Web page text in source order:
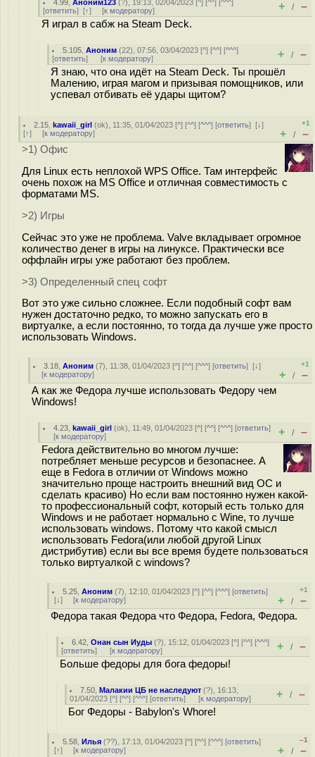
4.99 ,Аноним123 (?), 19:13, 02/04/2023 [^ ] [^^ ] [^^^
[ответить] [↑] [к модератору] + / –
Я играл в сабж на Steam Deck.
5.105 ,Аноним (22), 07:56, 03/04/2023 [^] [^^] [^^^]
[ответить] [к модератору] + / –
Я знаю, что она идёт на Steam Deck. Ты прошёл
Малению, играя магом и призывая помощников, или
успевал отбивать её удары щитом?
2.15 ,kawaii_girl (ok), 11:35, 01/04/2023 [^] [^^] [^^^] [ответить][↓]
[↑] [к модератору]
+1
+ / –
>1) Офис
Для Linux есть неплохой WPS Office. Там интерфейс
очень похож на MS Office и отличная совместимость с
форматами MS.
>2) Игры
Сейчас это уже не проблема. Valve вкладывает огромное
количество денег в игры на линуксе. Практически все
оффлайн игры уже работают без проблем.
>3) Определенный спец софт
Вот это уже сильно сложнее. Если подобный софт вам
нужен достаточно редко, то можно запускать его в
виртуалке, а если постоянно, то тогда да лучше уже просто
использовать Windows.
3.18 ,Аноним (7), 11:38, 01/04/2023 [^] [^^] [^^^] [ответить][↓]
[к модератору]
+1
+ / –
А как же Федора лучше использовать Федору чем
Windows!
4.23 ,kawaii_girl (ok), 11:49, 01/04/2023 [^] [^^] [^^^] [ответить]
[к модератору] + / –
Fedora действительно во многом лучше:
потребляет меньше ресурсов и безопаснее. А
еще в Fedora в отличии от Windows можно
значительно проще настроить внешний вид ОС и
сделать красиво) Но если вам постоянно нужен какой-
то профессиональный софт, который есть только для
Windows и не работает нормально с Wine, то лучше
использовать windows. Потому что какой смысл
использовать Fedora(или любой другой Linux
дистрибутив) если вы все время будете пользоваться
только виртуалкой с windows?
5.25 ,Аноним (7), 12:10, 01/04/2023 [^] [^^] [^^^] [ответить]
[↓] [к модератору]
+1
+ / –
Федора такая Федора что Федора, Fedora, Федора.
6.42 ,Онан сын Иуды (?), 15:12, 01/04/2023 [^] [^^] [^^^]
[ответить] [к модератору] + / –
Больше федоры для бога федоры!
7.50 ,Малакии ЦБ не наследуют (?), 16:13,
01/04/2023 [^] [^^] [^^^] [ответить] [к модератору] + / –
Бог Федоры - Babylon's Whore!
5.58 ,Илья (??), 17:13, 01/04/2023 [^] [^^] [^^^] [ответить]
[↑] [к модератору]
–1
+ / –